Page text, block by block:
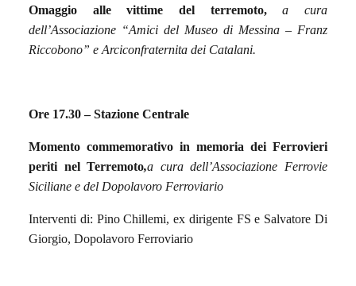
Omaggio alle vittime del terremoto,a cura
dell’Associazione “Amici del Museo di Messina – Franz
Riccobono” e Arciconfraternita dei Catalani.
Ore 17.30 – Stazione Centrale
Momento commemorativo in memoria dei Ferrovieri
periti nel Terremoto,a cura dell’Associazione Ferrovie
Siciliane e del Dopolavoro Ferroviario
Interventi di: Pino Chillemi, ex dirigente FS e Salvatore Di
Giorgio, Dopolavoro Ferroviario